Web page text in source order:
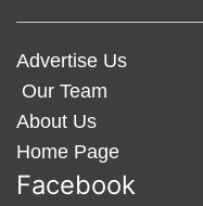
Advertise Us
Our Team
About Us
Home Page
Facebook